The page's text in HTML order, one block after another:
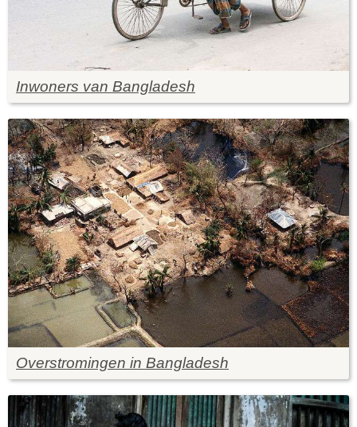
Inwoners van Bangladesh
Overstromingen in Bangladesh